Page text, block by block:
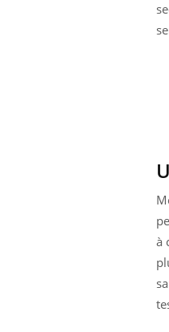
à
Eczéma